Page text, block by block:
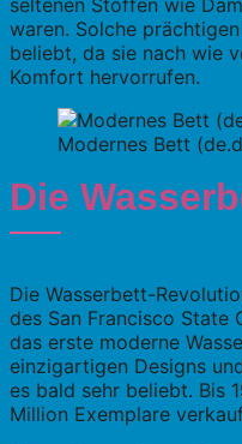
seltenen Stoffen wie
waren. Solche
beliebt, da sie nach wie
Komfort hervorrufen.
Modernes Bett
Die
Die Wasserbett-
des San Francisco State
das erste moderne
einzigartigen Designs
es bald sehr beliebt. Bis
Million Exemplare